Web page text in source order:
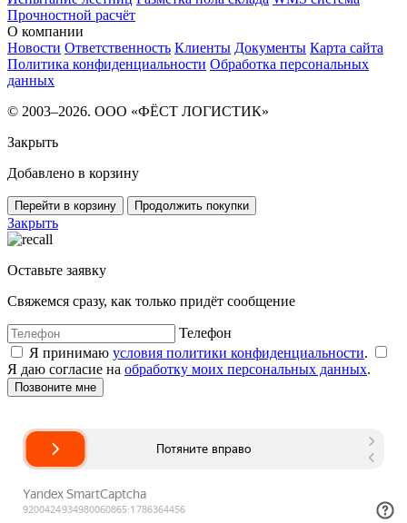
Прочностной расчёт
О компании
Новости Ответственность Клиенты Документы Карта сайта
Политика конфиденциальности Обработка персональных
данных
© 2003–2026. ООО «ФЁСТ ЛОГИСТИК»
Закрыть
Добавлено в корзину
Перейти в корзину Продолжить покупки
Закрыть
Оставьте заявку
Свяжемся сразу, как только придёт сообщение
Телефон
Я принимаю условия политики конфиденциальности.
Я даю согласие на обработку моих персональных данных.